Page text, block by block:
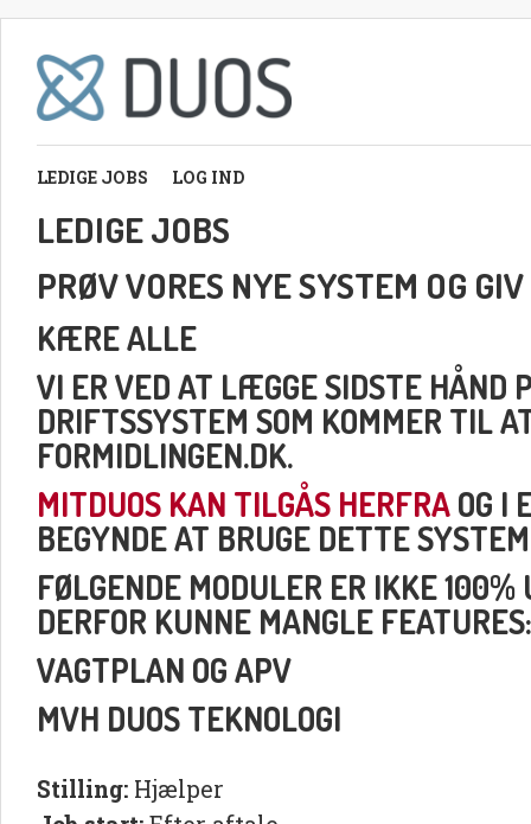
LEDIGE JOBS LOG IND
LEDIGE JOBS
PRØV VORES NYE SYSTEM OG
KÆRE ALLE
VI ER VED AT LÆGGE SIDSTE HÅND
DRIFTSSYSTEM SOM KOMMER TIL
FORMIDLINGEN.DK.
MITDUOS KAN TILGÅS HERFRAOG I
BEGYNDE AT BRUGE DETTE
FØLGENDE MODULER ER IKKE 100%
DERFOR KUNNE MANGLE FEATURES:
VAGTPLAN OG APV
MVH DUOS TEKNOLOGI
Stilling: Hjælper